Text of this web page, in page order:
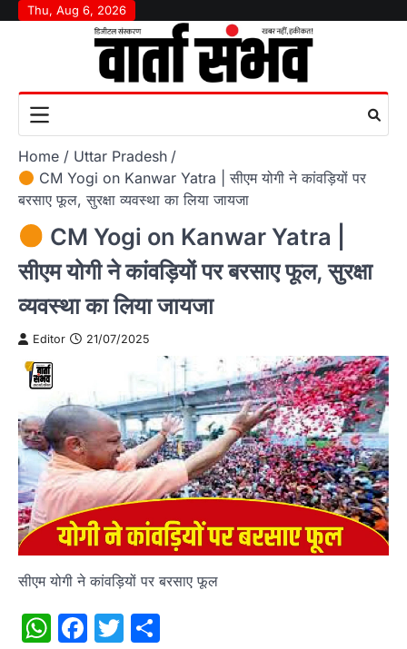
SkipThu, Aug 6, 2026
Home
Uttar Pradesh
CM Yogi on Kanwar Yatra | सीएम योगी ने कांवड़ियों पर
बरसाए फूल, सुरक्षा व्यवस्था का लिया जायजा
CM Yogi on Kanwar Yatra |
सीएम योगी ने कांवड़ियों पर बरसाए फूल, सुरक्षा
व्यवस्था का लिया जायजा
Editor 21/07/2025
सीएम योगी ने कांवड़ियों पर बरसाए फूल
WhatsApp
Facebook
Twitter